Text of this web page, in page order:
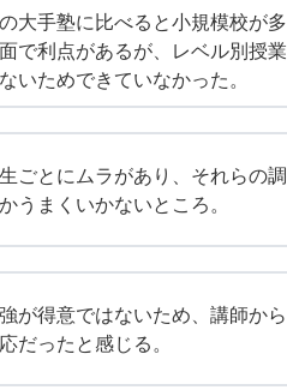
大手塾に比べると小規模校が
で利点があるが、レベル別授
いためできていなかった。
ごとにムラがあり、それらの
うまくいかないところ。
が得意ではないため、講師か
だったと感じる。